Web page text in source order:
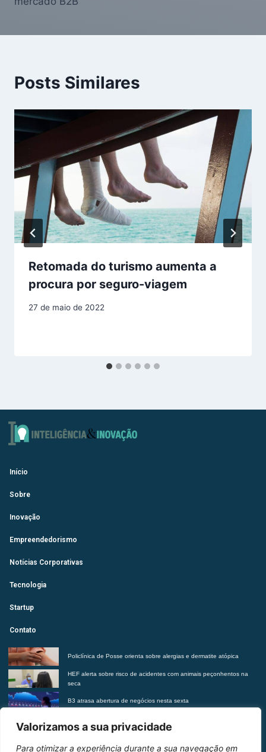
Valorizamos a sua privacidade
Para otimizar a experiência durante a sua navegação em
Posts Similares
Retomada do turismo aumenta a
procura por seguro-viagem
27 de maio de 2022
Início
Sobre
Inovação
Empreendedorismo
Notícias Corporativas
Tecnologia
Startup
Contato
Policlínica de Posse orienta sobre alergias e dermatite atópica
HEF alerta sobre risco de acidentes com animais peçonhentos na
seca
B3 atrasa abertura de negócios nesta sexta
2027